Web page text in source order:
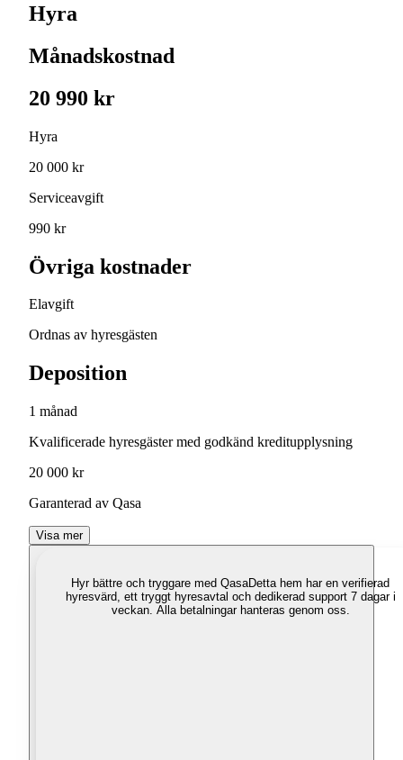
Hyra
Månadskostnad
20 990 kr
Hyra
20 000 kr
Serviceavgift
990 kr
Övriga kostnader
Elavgift
Ordnas av hyresgästen
Deposition
1 månad
Kvalificerade hyresgäster med godkänd kreditupplysning
20 000 kr
Garanterad av Qasa
Visa mer
Hyr bättre och tryggare med QasaDetta hem har en verifierad
hyresvärd, ett tryggt hyresavtal och dedikerad support 7 dagar i
veckan. Alla betalningar hanteras genom oss.